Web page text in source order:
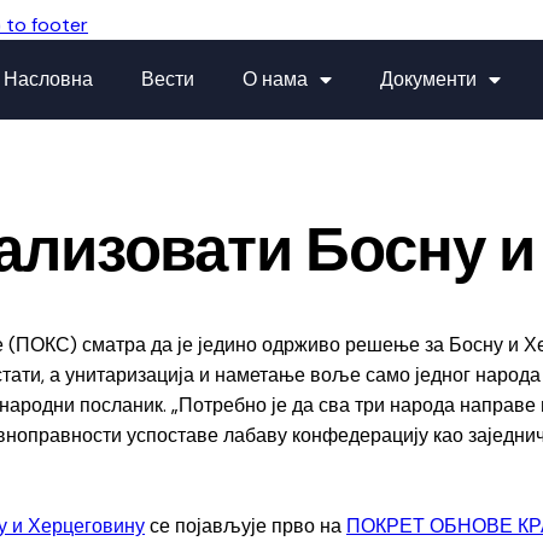
to footer
Насловна Вести О нама Документи
Босну
сматра да је једино одрживо решење за Босну и
а унитаризација и наметање воље само једног народа
посланик. „Потребно је да сва три народа направе
успоставе лабаву конфедерацију као
и Херцеговинусе појављује прво на ПОКРЕТ ОБНОВЕ